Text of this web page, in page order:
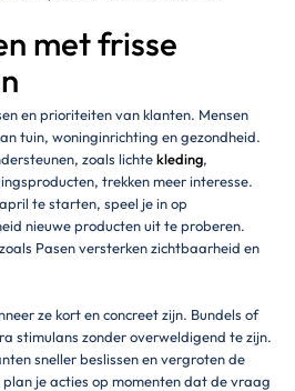
met frisse
en prioriteiten van klanten. Mensen
tuin, woninginrichting en gezondheid.
zoals lichtekleding,
trekken meer interesse.
te starten, speel je in op
nieuwe producten uit te proberen.
Pasen versterken zichtbaarheid en
ze kort en concreet zijn. Bundels of
stimulans zonder overweldigend te zijn.
sneller beslissen en vergroten de
je acties op momenten dat de vraag